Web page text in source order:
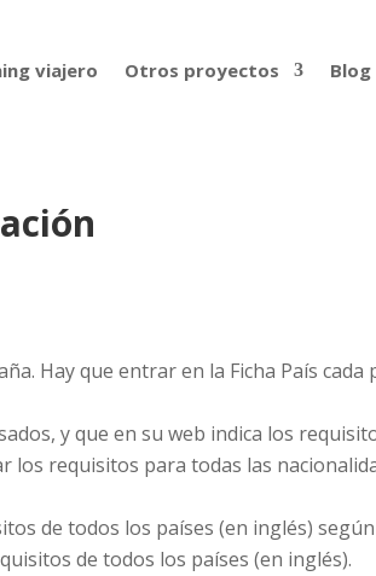
viajero Otros proyectos Blog
Hay que entrar en la Ficha País cada
y que en su web indica los
los requisitos para todas las
de todos los países (en inglés)
de todos los países (en inglés).